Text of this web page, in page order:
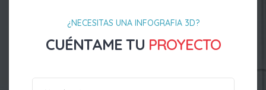
¿NECESITAS UNA INFOGRAFIA 3D?
CUÉNTAME TU PROYECTO